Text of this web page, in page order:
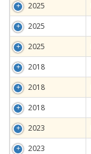
2025
2025
2025
2018
2018
2018
2023
2023